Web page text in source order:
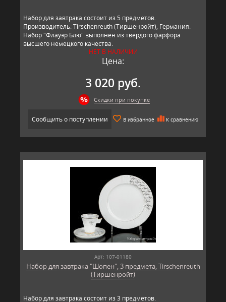
Набор для завтрака состоит из 5 предметов.
Производитель: Tirschenreuth (Тиршенройт), Германия.
Набор "Флауэр Блю" выполнен из твердого фарфора
высшего немецкого качества.
НЕТ В НАЛИЧИИ
Цена:
3 020 руб.
Скидки при покупке
Сообщить о поступлении В избранное К сравнению
Арт: 107-01180
Набор для завтрака "Шопен", 3 предмета, Tirschenreuth
(Тиршенройт)
Набор для завтрака состоит из 3 предметов.